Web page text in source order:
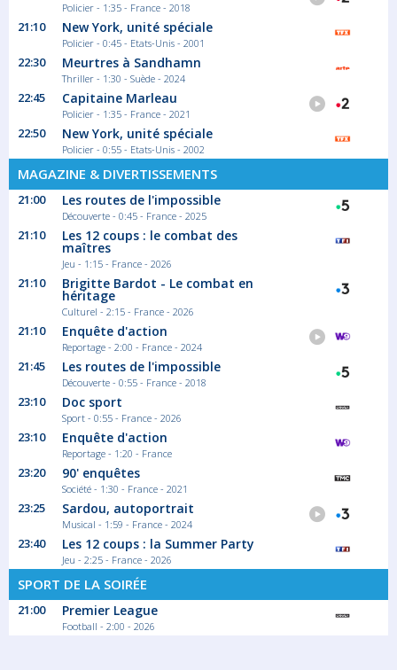
C dans l'air
Myriam Encaoua invite des spécialistes
pour...
Magazine Actualité
00:40
La p'tite librairie
François Busnel propose chaque jour de...
Magazine Littéraire
Échappées belles
utopies...
Magazine Découverte
Policier - 1:35 - France - 2018
21:10 New York, unité spéciale
Policier - 0:45 - Etats-Unis - 2001
22:30 Meurtres à Sandhamn
Thriller - 1:30 - Suède - 2024
22:45 Capitaine Marleau
Policier - 1:35 - France - 2021
22:50 New York, unité spéciale
Policier - 0:55 - Etats-Unis - 2002
MAGAZINE & DIVERTISSEMENTS
21:00 Les routes de l'impossible
Découverte - 0:45 - France - 2025
21:10 Les 12 coups : le combat des
maîtres
Jeu - 1:15 - France - 2026
21:10 Brigitte Bardot - Le combat en
héritage
Culturel - 2:15 - France - 2026
21:10 Enquête d'action
Reportage - 2:00 - France - 2024
21:45 Les routes de l'impossible
Découverte - 0:55 - France - 2018
23:10 Doc sport
Sport - 0:55 - France - 2026
23:10 Enquête d'action
Reportage - 1:20 - France
23:20 90' enquêtes
Société - 1:30 - France - 2021
23:25 Sardou, autoportrait
Musical - 1:59 - France - 2024
23:40 Les 12 coups : la Summer Party
Jeu - 2:25 - France - 2026
SPORT DE LA SOIRÉE
21:00 Premier League
Football - 2:00 - 2026